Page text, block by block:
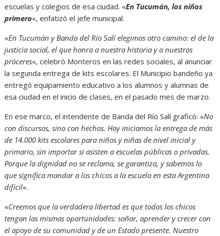
escuelas y colegios de esa ciudad. «En Tucumán, los niños
primero«, enfatizó el jefe municipal.
«En Tucumán y Banda del Río Salí elegimos otro camino: el de la
justicia social, el que honra a nuestra historia y a nuestros
próceres«, celebró Monteros en las redes sociales, al anunciar
la segunda entrega de kits escolares. El Municipio bandeño ya
entregó equipamiento educativo a los alumnos y alumnas de
esa ciudad en el inicio de clases, en el pasado mes de marzo.
En ese marco, el intendente de Banda del Río Salí graficó: «No
con discursos, sino con hechos. Hoy iniciamos la entrega de más
de 14.000 kits escolares para niños y niñas de nivel inicial y
primario, sin importar si asisten a escuelas públicas o privadas.
Porque la dignidad no se reclama, se garantiza, y sabemos lo
que significa mandar a los chicos a la escuela en esta Argentina
difícil«.
«Creemos que la verdadera libertad es que todos los chicos
tengan las mismas oportunidades: soñar, aprender y crecer con
el apoyo de su comunidad y de un Estado presente. Nuestro